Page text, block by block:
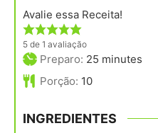
Avalie essa Receita!
5 de 1 avaliação
Preparo: 25minutes
minutes
Porção: 10
INGREDIENTES